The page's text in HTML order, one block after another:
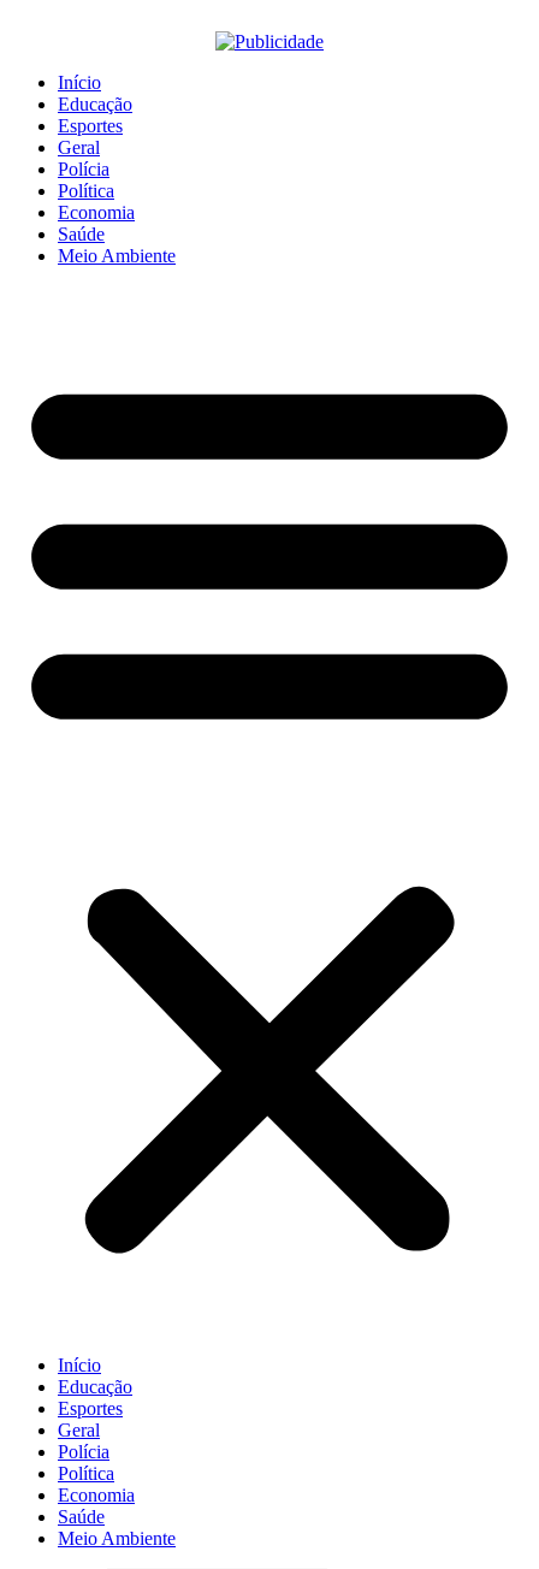
Início
Educação
Esportes
Geral
Polícia
Política
Economia
Saúde
Meio Ambiente
Início
Educação
Esportes
Geral
Polícia
Política
Economia
Saúde
Meio Ambiente